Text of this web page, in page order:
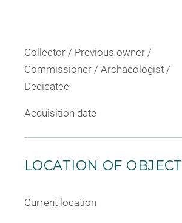
Collector / Previous owner /
Commissioner / Archaeologist /
Dedicatee
Acquisition date
LOCATION OF OBJECT
Current location